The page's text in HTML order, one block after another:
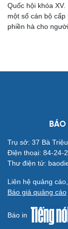
Du lịch
Tư vấn
Săn Tour
Cải chính
Quốc hội khóa
một số cán bộ cấp
phiền hà cho người
BÁO
Trụ sở: 37 Bà
Điện thoại: 84-24-
Thư điện tử:
Liên hệ quảng
Báo giá quảng cáo
Báo in